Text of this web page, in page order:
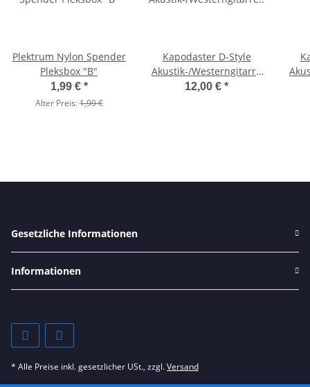
Plektrum Nylon Spender
Pleksbox "B"
1,99 € *
Alter Preis:1,99 €
Kapodaster D-Style
Akustik-/Westerngitarre
Westerngitarre,
12,00 € *
Gesetzliche Informationen
Informationen
* Alle Preise inkl. gesetzlicher USt., zzgl.Versand